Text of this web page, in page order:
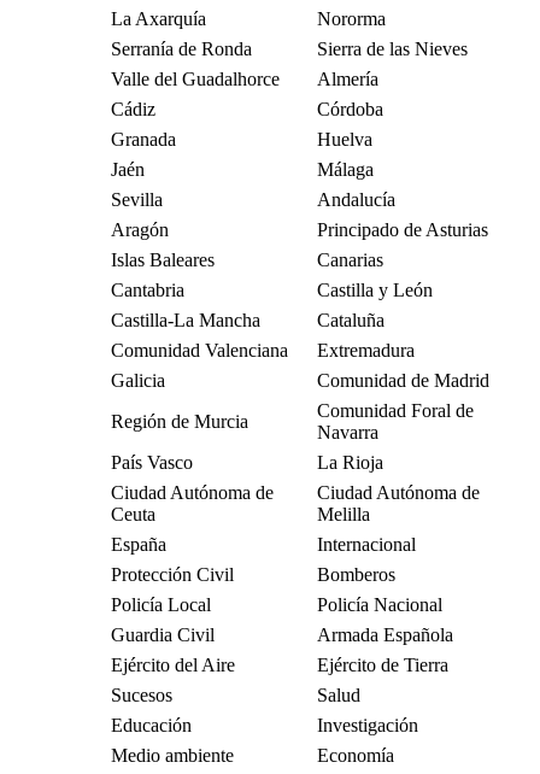
La Axarquía
Nororma
Serranía de Ronda
Sierra de las Nieves
Valle del Guadalhorce
Almería
Cádiz
Córdoba
Granada
Huelva
Jaén
Málaga
Sevilla
Andalucía
Aragón
Principado de Asturias
Islas Baleares
Canarias
Cantabria
Castilla y León
Castilla-La Mancha
Cataluña
Comunidad Valenciana
Extremadura
Galicia
Comunidad de Madrid
Región de Murcia
Comunidad Foral de
Navarra
País Vasco
La Rioja
Ciudad Autónoma de
Ceuta
Ciudad Autónoma de
Melilla
España
Internacional
Protección Civil
Bomberos
Policía Local
Policía Nacional
Guardia Civil
Armada Española
Ejército del Aire
Ejército de Tierra
Sucesos
Salud
Educación
Investigación
Medio ambiente
Economía